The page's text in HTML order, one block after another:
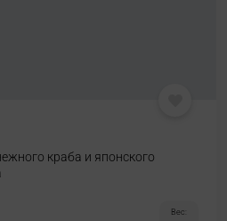
краба и японского
Вес: